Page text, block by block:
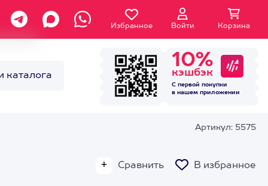
Избранное Войти Корзина
каталога
10%
кэшбэк
С первой покупки
в нашем приложении
Артикул: 5575
Сравнить В избранное